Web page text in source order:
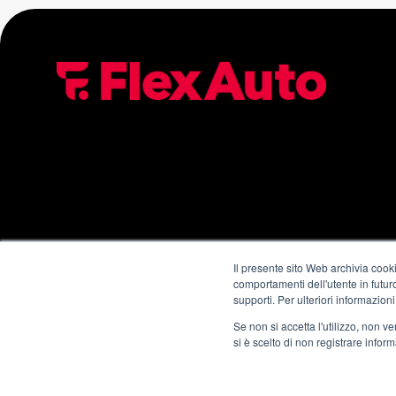
Il presente sito Web archivia
comportamenti dell'utente in
supporti. Per ulteriori
Se non si accetta l'utilizzo, non
si è scelto di non registrare
Seguici sui nostri Canali Social